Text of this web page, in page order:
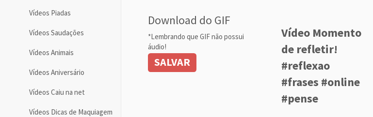
Vídeos Piadas
Vídeos Saudações
Vídeos Animais
Vídeos Aniversário
Vídeos Caiu na net
Vídeos Dicas de Maquiagem
Download do GIF
*Lembrando que GIF não possui
áudio!
SALVAR
Vídeo Momento
de refletir!
#reflexao
#frases #online
#pense